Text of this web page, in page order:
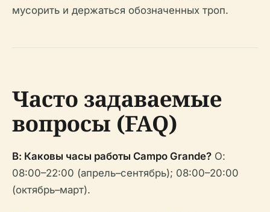
мусорить и держаться обозначенных троп.
Часто задаваемые
вопросы (FAQ)
В: Каковы часы работы Campo Grande? О:
08:00–22:00 (апрель–сентябрь); 08:00–20:00
(октябрь–март).